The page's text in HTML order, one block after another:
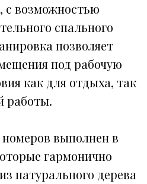
с возможностью
спального
позволяет
под рабочую
как для отдыха, так
работы.
выполнен в
гармонично
натурального дерева